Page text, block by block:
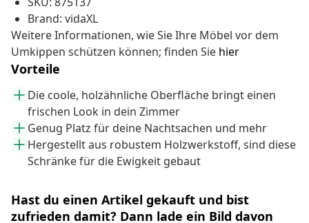
Brand: vidaXL
Weitere Informationen, wie Sie Ihre Möbel vor dem
Umkippen schützen können; finden Sie hier
Vorteile
Die coole, holzähnliche Oberfläche bringt einen
frischen Look in dein Zimmer
Genug Platz für deine Nachtsachen und mehr
Hergestellt aus robustem Holzwerkstoff, sind diese
Schränke für die Ewigkeit gebaut
Hast du einen Artikel gekauft und bist
zufrieden damit? Dann lade ein Bild davon